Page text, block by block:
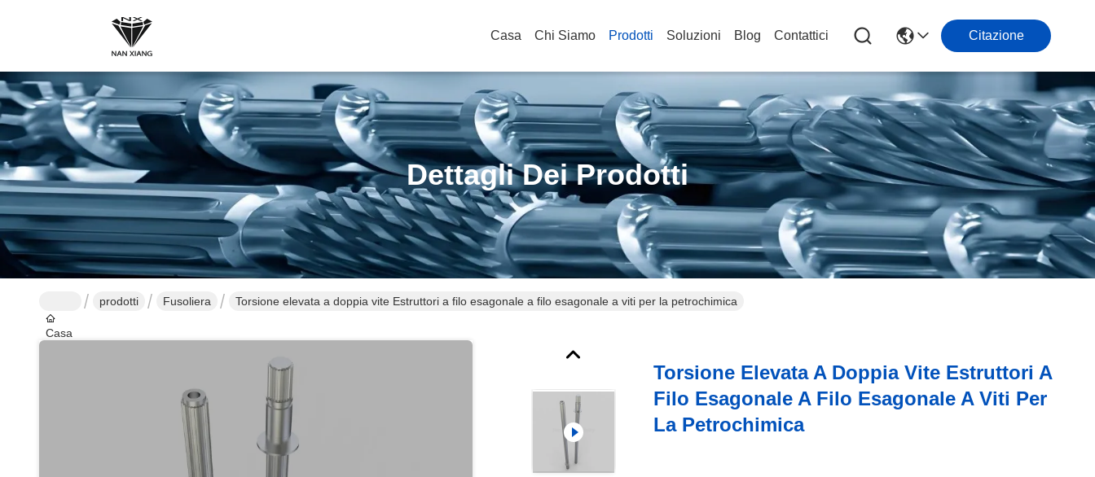
Casa Chi Siamo Prodotti Soluzioni Blog Contattici Citazione
Dettagli Dei Prodotti
Casa
prodotti Fusoliera Torsione elevata a doppia vite Estruttori a filo esagonale a filo esagonale a viti per la petrochimica
Torsione Elevata A Doppia Vite Estruttori A
Filo Esagonale A Filo Esagonale A Viti Per
La Petrochimica